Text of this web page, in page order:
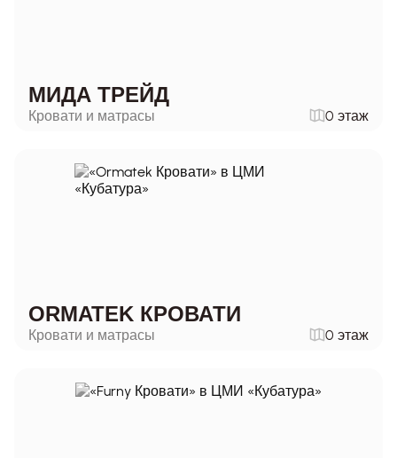
МИДА ТРЕЙД
Кровати и матрасы 0 этаж
ORMATEK КРОВАТИ
Кровати и матрасы 0 этаж